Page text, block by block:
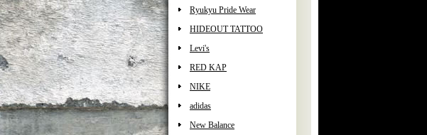
Ryukyu Pride Wear
HIDEOUT TATTOO
Levi's
RED KAP
NIKE
adidas
New Balance